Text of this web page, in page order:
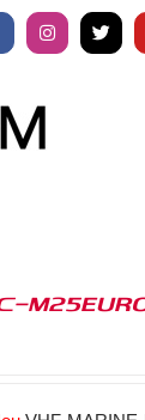
Instagram
X